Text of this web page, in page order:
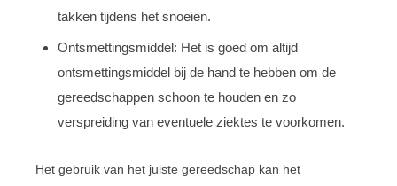
takken tijdens het snoeien.
Ontsmettingsmiddel: Het is goed om altijd
ontsmettingsmiddel bij de hand te hebben om de
gereedschappen schoon te houden en zo
verspreiding van eventuele ziektes te voorkomen.
Het gebruik van het juiste gereedschap kan het